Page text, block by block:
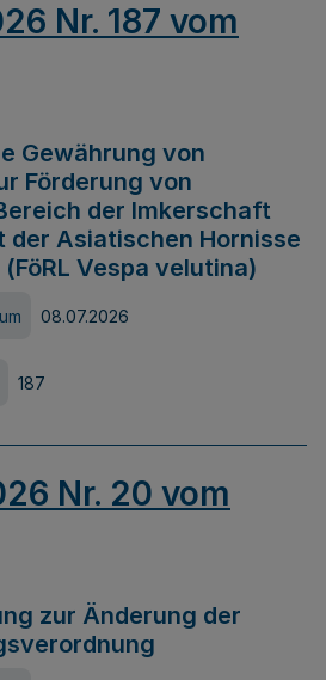
Nr. 187 vom
Gewährung von
Förderung von
der Imkerschaft
der Asiatischen Hornisse
Vespa velutina)
08.07.2026
187
Nr. 20 vom
zur Änderung der